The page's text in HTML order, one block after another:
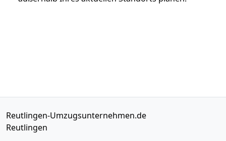
Reutlingen-Umzugsunternehmen.de
Reutlingen